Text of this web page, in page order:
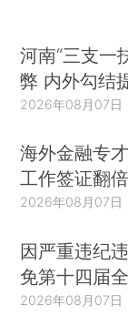
河南“三支一
弊 内外勾结
2026年08月07日
海外金融专
工作签证翻倍
2026年08月07日
因严重违纪
免第十四届
2026年08月07日